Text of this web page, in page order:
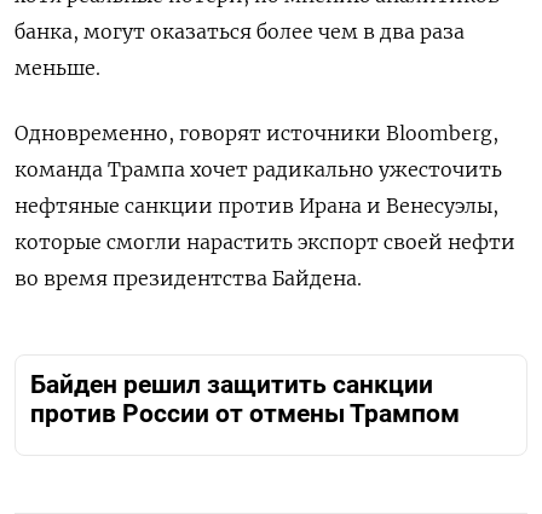
банка, могут оказаться более чем в два раза
меньше.
Одновременно, говорят источники Bloomberg,
команда Трампа хочет радикально ужесточить
нефтяные санкции против Ирана и Венесуэлы,
которые смогли нарастить экспорт своей нефти
во время президентства Байдена.
Байден решил защитить санкции
против России от отмены Трампом